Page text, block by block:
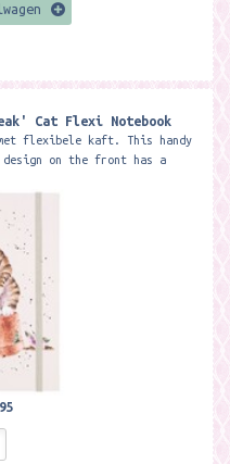
Cat Flexi Notebook
met flexibele kaft. This handy
design on the front has a